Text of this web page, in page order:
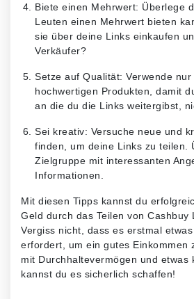
Biete einen Mehrwert: Überlege
Leuten einen Mehrwert bieten
sie über deine Links einkaufen
Verkäufer?
Setze auf Qualität: Verwende nur
hochwertigen Produkten, damit
an die du die Links weitergibst,
Sei kreativ: Versuche neue und
finden, um deine Links zu teilen.
Zielgruppe mit interessanten
Informationen.
Mit diesen Tipps kannst du
Geld durch das Teilen von Cashbuy
Vergiss nicht, dass es erstmal
erfordert, um ein gutes Einkommen
mit Durchhaltevermögen und etwas
kannst du es sicherlich schaffen!